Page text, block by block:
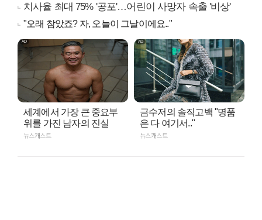
치사율 최대 75% '공포'…어린이 사망자 속출 '비상'
"오래 참았죠? 자, 오늘이 그날이에요.."
세계에서 가장 큰 중요부
위를 가진 남자의 진실
뉴스캐스트
금수저의 솔직고백 "명품
은 다 여기서.."
뉴스캐스트